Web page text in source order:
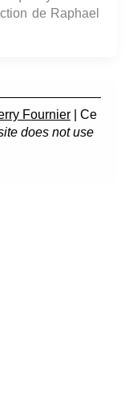
de Raphael
Fournier | Ce
does not use